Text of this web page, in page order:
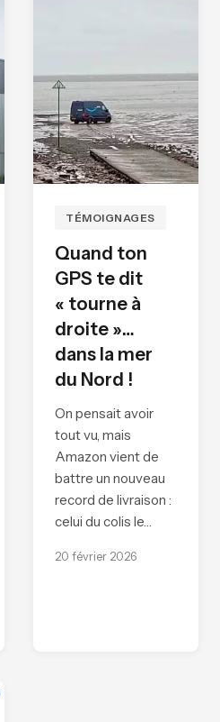
TÉMOIGNAGES
Quand ton
GPS te dit
« tourne à
droite »…
dans la mer
du Nord !
On pensait avoir
tout vu, mais
Amazon vient de
battre un nouveau
record de livraison :
celui du colis le…
20 février 2026